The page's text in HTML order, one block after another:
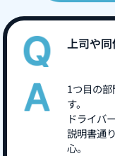
上司や
1つ目の
す。
ドライバ
説明書通
心。